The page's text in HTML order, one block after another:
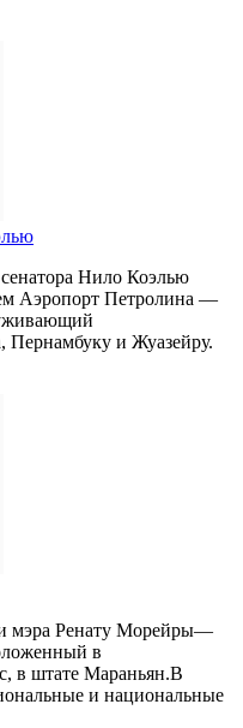
Нило Коэлью
Аэропорт Петролина —
и Жуазейру.
мэра Ренату Морейры—
в
в штате Мараньян.В
и национальные